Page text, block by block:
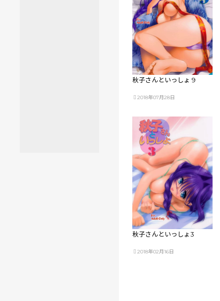
秋子さんといっしょ 9
2018年07月28日
秋子さんといっしょ3
2018年02月16日